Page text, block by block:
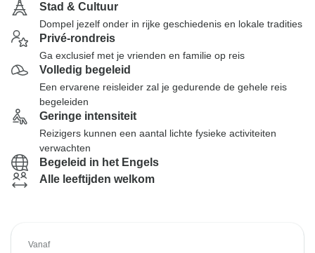
Stad & Cultuur
Dompel jezelf onder in rijke geschiedenis en lokale tradities
Privé-rondreis
Ga exclusief met je vrienden en familie op reis
Volledig begeleid
Een ervarene reisleider zal je gedurende de gehele reis
begeleiden
Geringe intensiteit
Reizigers kunnen een aantal lichte fysieke activiteiten
verwachten
Begeleid in het Engels
Alle leeftijden welkom
Vanaf